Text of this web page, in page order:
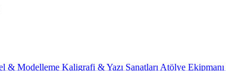
& Modelleme Kaligrafi & Yazı Sanatları Atölye Ekipmanı